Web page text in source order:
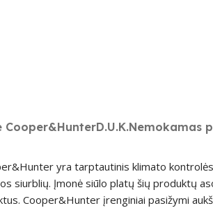
Cooper&HunterD.U.K.Nemokamas
yra tarptautinis klimato
siurblių. Įmonė siūlo platų šių produktų
Cooper&Hunter įrenginiai pasižymi